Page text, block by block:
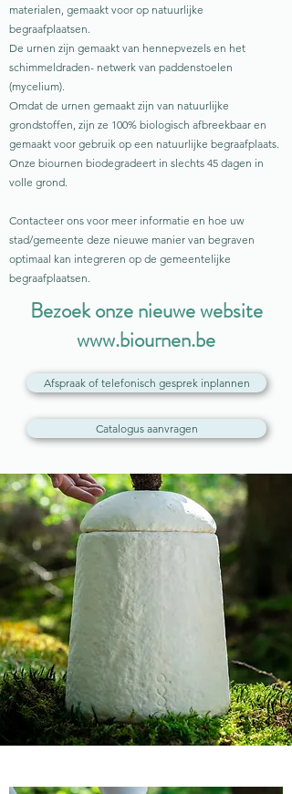
materialen, gemaakt voor op natuurlijke
begraafplaatsen.
De urnen zijn gemaakt van hennepvezels en het
schimmeldraden- netwerk van paddenstoelen
(mycelium).
Omdat de urnen gemaakt zijn van natuurlijke
grondstoffen, zijn ze 100% biologisch afbreekbaar en
gemaakt voor gebruik op een natuurlijke begraafplaats.
Onze biournen biodegradeert in slechts 45 dagen in
volle grond.
Contacteer ons voor meer informatie en hoe uw
stad/gemeente deze nieuwe manier van begraven
optimaal kan integreren op de gemeentelijke
begraafplaatsen.
Bezoek onze nieuwe website
www.biournen.be
Afspraak of telefonisch gesprek inplannen
Catalogus aanvragen